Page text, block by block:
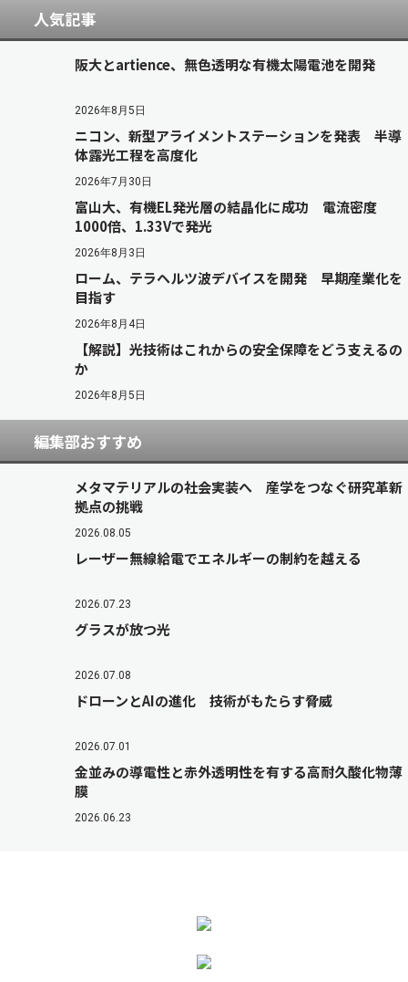
人気記事
阪大とartience、無色透明な有機太陽電池を開発
2026年8月5日
ニコン、新型アライメントステーションを発表 半導
体露光工程を高度化
2026年7月30日
富山大、有機EL発光層の結晶化に成功 電流密度
1000倍、1.33Vで発光
2026年8月3日
ローム、テラヘルツ波デバイスを開発 早期産業化を
目指す
2026年8月4日
【解説】光技術はこれからの安全保障をどう支えるの
か
2026年8月5日
編集部おすすめ
メタマテリアルの社会実装へ 産学をつなぐ研究革新
拠点の挑戦
2026.08.05
レーザー無線給電でエネルギーの制約を越える
2026.07.23
グラスが放つ光
2026.07.08
ドローンとAIの進化 技術がもたらす脅威
2026.07.01
金並みの導電性と赤外透明性を有する高耐久酸化物薄
膜
2026.06.23